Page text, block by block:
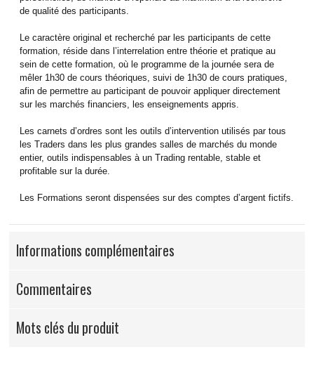
de qualité des participants.
Le caractère original et recherché par les participants de cette
formation, réside dans l’interrelation entre théorie et pratique au
sein de cette formation, où le programme de la journée sera de
mêler 1h30 de cours théoriques, suivi de 1h30 de cours pratiques,
afin de permettre au participant de pouvoir appliquer directement
sur les marchés financiers, les enseignements appris.
Les carnets d’ordres sont les outils d’intervention utilisés par tous
les Traders dans les plus grandes salles de marchés du monde
entier, outils indispensables à un Trading rentable, stable et
profitable sur la durée.
Les Formations seront dispensées sur des comptes d’argent fictifs.
Informations complémentaires
Commentaires
Mots clés du produit